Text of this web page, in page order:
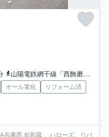
山陽電鉄網干線「西飾磨」駅 徒歩21分
オール電化
リフォーム済
兵庫西 旬彩蔵 、ハローズ、リバ